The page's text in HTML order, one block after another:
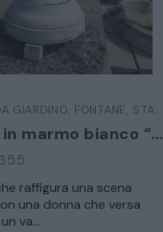
GIARDINO, FONTANE, STATUE E SCULTURE
Statua in marmo bianco “Venere bagnante”
raffigura una scena
una donna che versa
va...